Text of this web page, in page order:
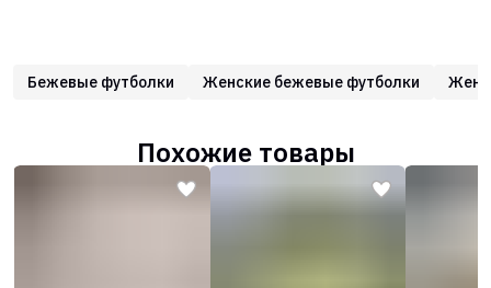
Бежевые футболки Женские бежевые футболки
Похожие товары